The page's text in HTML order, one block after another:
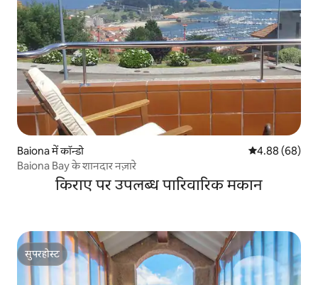
Baiona में कॉन्डो औसत रेटिंग 5 में
4.88 (68)
Baiona Bay के शानदार नज़ारे
किराए पर उपलब्ध पारिवारिक मकान
सुपरहोस्ट
सुपरहोस्ट